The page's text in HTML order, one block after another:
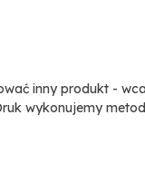
inny produkt -
wykonujemy